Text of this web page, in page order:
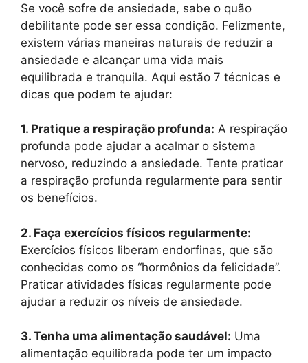
Se você sofre de ansiedade, sabe o quão
debilitante pode ser essa condição. Felizmente,
existem várias maneiras naturais de reduzir a
ansiedade e alcançar uma vida mais
equilibrada e tranquila. Aqui estão 7 técnicas e
dicas que podem te ajudar:
1. Pratique a respiração profunda: A respiração
profunda pode ajudar a acalmar o sistema
nervoso, reduzindo a ansiedade. Tente praticar
a respiração profunda regularmente para sentir
os benefícios.
2. Faça exercícios físicos regularmente:
Exercícios físicos liberam endorfinas, que são
conhecidas como os “hormônios da felicidade”.
Praticar atividades físicas regularmente pode
ajudar a reduzir os níveis de ansiedade.
3. Tenha uma alimentação saudável: Uma
alimentação equilibrada pode ter um impacto